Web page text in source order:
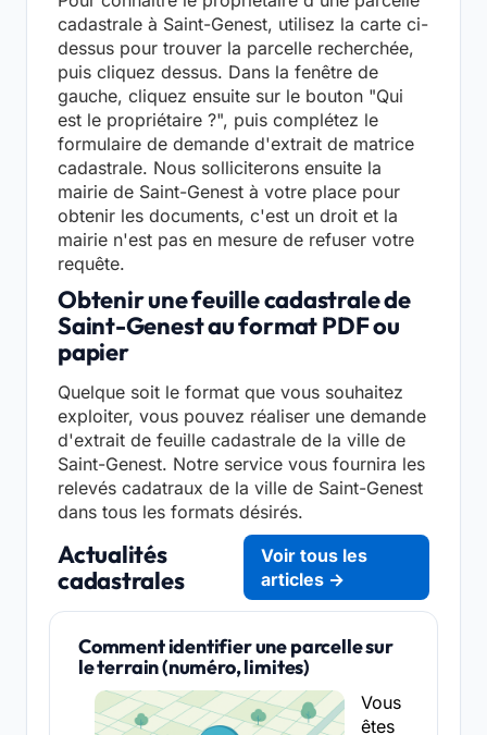
cadastrale à Saint-Genest, utilisez la carte ci-
dessus pour trouver la parcelle recherchée,
puis cliquez dessus. Dans la fenêtre de
gauche, cliquez ensuite sur le bouton "Qui
est le propriétaire ?", puis complétez le
formulaire de demande d'extrait de matrice
cadastrale. Nous solliciterons ensuite la
mairie de Saint-Genest à votre place pour
obtenir les documents, c'est un droit et la
mairie n'est pas en mesure de refuser votre
requête.
Obtenir une feuille cadastrale de
Saint-Genest au format PDF ou
papier
Quelque soit le format que vous souhaitez
exploiter, vous pouvez réaliser une demande
d'extrait de feuille cadastrale de la ville de
Saint-Genest. Notre service vous fournira les
relevés cadatraux de la ville de Saint-Genest
dans tous les formats désirés.
Actualités
cadastrales
Voir tous les
articles →
Comment identifier une parcelle sur
le terrain (numéro, limites)
Vous
êtes